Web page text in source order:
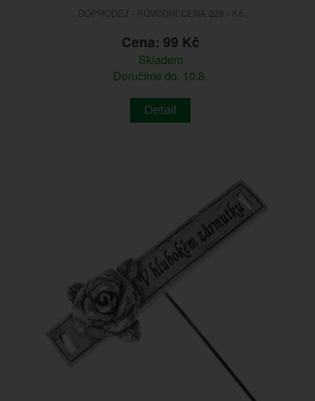
DOPRODEJ - PŮVODNÍ CENA 229.- Kč
Cena: 99 Kč
Skladem
Doručíme do: 10.8.
Detail